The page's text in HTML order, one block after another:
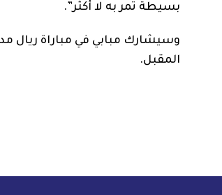
بسيطة تمر به لا أكثر”.
المقبل.